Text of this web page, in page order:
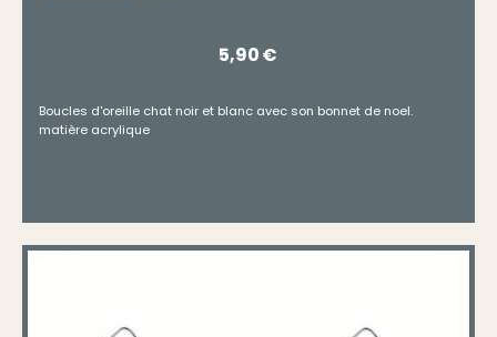
5,90€
Boucles d'oreille chat noir et blanc avec son bonnet de noel.
matière acrylique